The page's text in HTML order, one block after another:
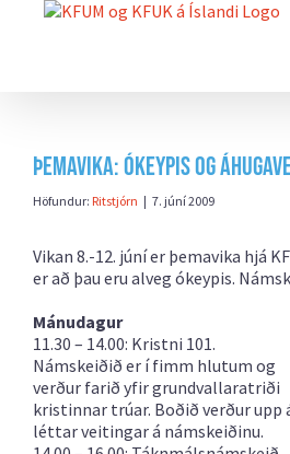
Þemavika: ókeypis og
Höfundur: Ritstjórn | 7. júní 2009
Vikan 8.-12. júní er þemavika hjá
er að þau eru alveg ókeypis.
Mánudagur
11.30 – 14.00: Kristni 101.
Námskeiðið er í fimm hlutum og
verður farið yfir grundvallaratriði
kristinnar trúar. Boðið verður upp
léttar veitingar á námskeiðinu.